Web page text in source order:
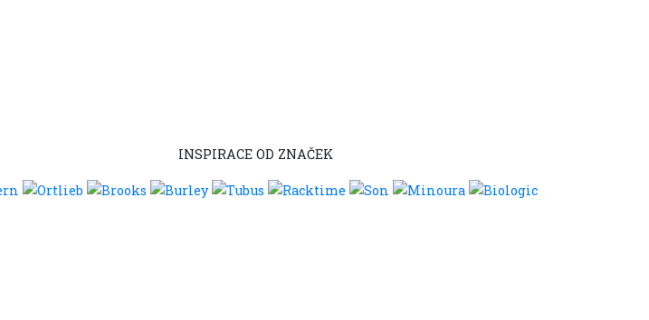
INSPIRACE OD ZNAČEK